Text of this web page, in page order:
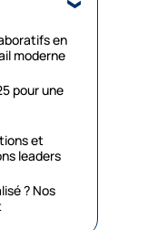
en
moderne
pour une
et
leaders
? Nos